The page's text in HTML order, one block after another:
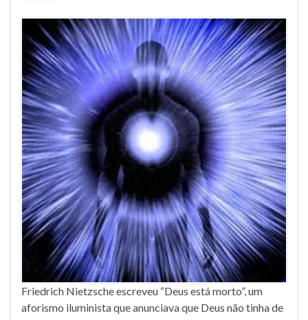
Friedrich Nietzsche escreveu “Deus está morto”, um
aforismo iluminista que anunciava que Deus não tinha de